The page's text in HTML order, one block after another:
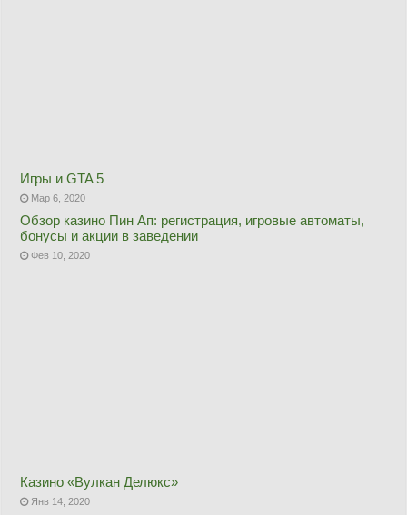
Игры и GTA 5
Мар 6, 2020
Обзор казино Пин Ап: регистрация, игровые автоматы,
бонусы и акции в заведении
Фев 10, 2020
Казино «Вулкан Делюкс»
Янв 14, 2020